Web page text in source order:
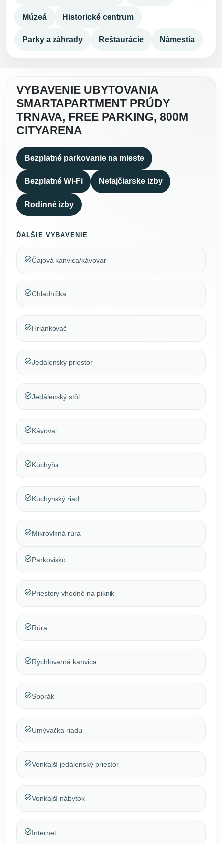
Múzeá Historické centrum
Parky a záhrady Reštaurácie Námestia
VYBAVENIE UBYTOVANIA
SMARTAPARTMENT PRÚDY
TRNAVA, FREE PARKING, 800M
CITYARENA
Bezplatné parkovanie na mieste
Bezplatné Wi-Fi Nefajčiarske izby
Rodinné izby
ĎALŠIE VYBAVENIE
Čajová kanvica/kávovar
Chladnička
Hriankovač
Jedálenský priestor
Jedálenský stôl
Kávovar
Kuchyňa
Kuchynský riad
Mikrovlnná rúra
Parkovisko
Priestory vhodné na piknik
Rúra
Rýchlovarná kanvica
Sporák
Umývačka riadu
Vonkajší jedálenský priestor
Vonkajší nábytok
Internet